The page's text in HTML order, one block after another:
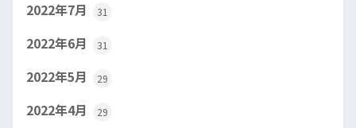
2022年7月 31
2022年6月 31
2022年5月 29
2022年4月 29